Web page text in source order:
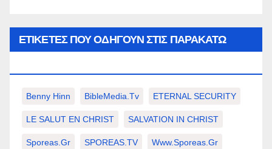
ΕΤΙΚΈΤΕΣ ΠΟΥ ΟΔΗΓΟΎΝ ΣΤΙΣ ΠΑΡΑΚΆΤΩ
Benny Hinn BibleMedia.tv ETERNAL SECURITY
LE SALUT EN CHRIST SALVATION IN CHRIST
Sporeas.gr SPOREAS.TV Www.sporeas.gr